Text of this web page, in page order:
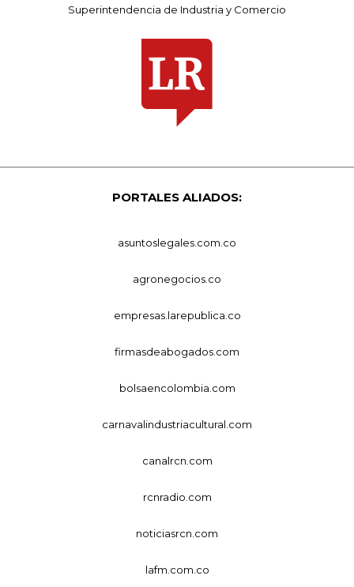
Superintendencia de Industria y Comercio
PORTALES ALIADOS:
asuntoslegales.com.co
agronegocios.co
empresas.larepublica.co
firmasdeabogados.com
bolsaencolombia.com
carnavalindustriacultural.com
canalrcn.com
rcnradio.com
noticiasrcn.com
lafm.com.co